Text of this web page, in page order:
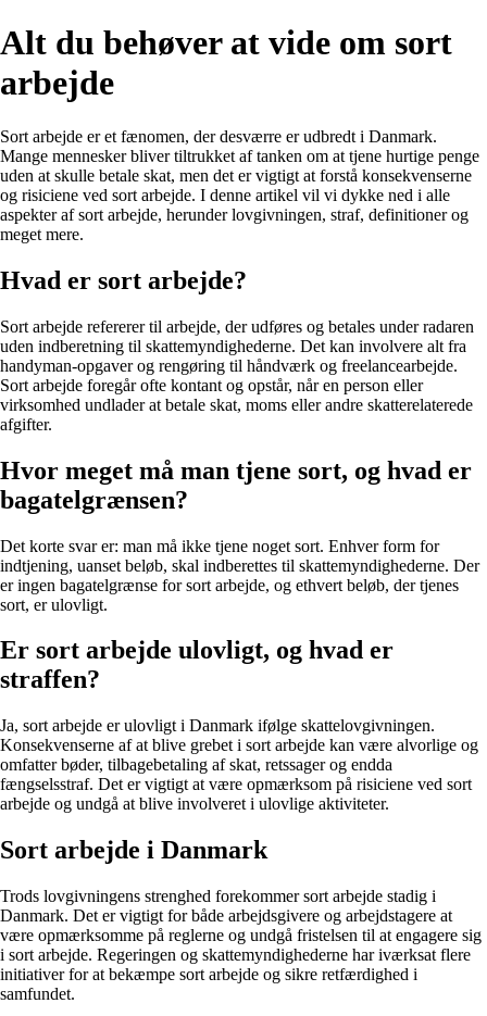
Alt du behøver at vide om sort
arbejde
Sort arbejde er et fænomen, der desværre er udbredt i Danmark.
Mange mennesker bliver tiltrukket af tanken om at tjene hurtige penge
uden at skulle betale skat, men det er vigtigt at forstå konsekvenserne
og risiciene ved sort arbejde. I denne artikel vil vi dykke ned i alle
aspekter af sort arbejde, herunder lovgivningen, straf, definitioner og
meget mere.
Hvad er sort arbejde?
Sort arbejde refererer til arbejde, der udføres og betales under radaren
uden indberetning til skattemyndighederne. Det kan involvere alt fra
handyman-opgaver og rengøring til håndværk og freelancearbejde.
Sort arbejde foregår ofte kontant og opstår, når en person eller
virksomhed undlader at betale skat, moms eller andre skatterelaterede
afgifter.
Hvor meget må man tjene sort, og hvad er
bagatelgrænsen?
Det korte svar er: man må ikke tjene noget sort. Enhver form for
indtjening, uanset beløb, skal indberettes til skattemyndighederne. Der
er ingen bagatelgrænse for sort arbejde, og ethvert beløb, der tjenes
sort, er ulovligt.
Er sort arbejde ulovligt, og hvad er
straffen?
Ja, sort arbejde er ulovligt i Danmark ifølge skattelovgivningen.
Konsekvenserne af at blive grebet i sort arbejde kan være alvorlige og
omfatter bøder, tilbagebetaling af skat, retssager og endda
fængselsstraf. Det er vigtigt at være opmærksom på risiciene ved sort
arbejde og undgå at blive involveret i ulovlige aktiviteter.
Sort arbejde i Danmark
Trods lovgivningens strenghed forekommer sort arbejde stadig i
Danmark. Det er vigtigt for både arbejdsgivere og arbejdstagere at
være opmærksomme på reglerne og undgå fristelsen til at engagere sig
i sort arbejde. Regeringen og skattemyndighederne har iværksat flere
initiativer for at bekæmpe sort arbejde og sikre retfærdighed i
samfundet.